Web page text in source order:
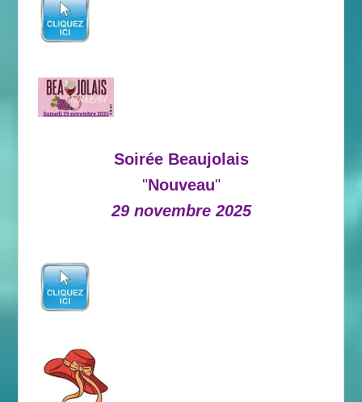
Soirée Beaujolais
"Nouveau"
29 novembre 2025